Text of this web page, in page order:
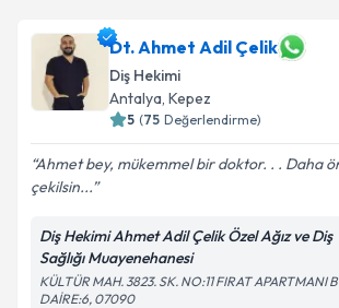
E-posta Adresiniz
Kişisel verilerimin işlenmesine
Takvim Talebini
Dt. Ahmet Adil Çelik
Diş Hekimi
Antalya, Kepez
5 (75 Değerlendirme)
Ahmet bey, mükemmel bir doktor. . . Daha
çekilsin...
Diş Hekimi Ahmet Adil Çelik Özel Ağız ve Diş
Sağlığı Muayenehanesi
KÜLTÜR MAH. 3823. SK. NO:11 FIRAT APARTMANI
DAİRE:6, 07090